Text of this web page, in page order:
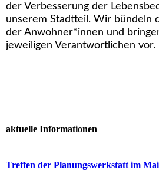
der Verbesserung der
unserem Stadtteil. Wir bündeln
der Anwohner*innen und
jeweiligen Verantwortlichen vor.
aktuelle Informationen
Treffen der Planungswerkstatt im